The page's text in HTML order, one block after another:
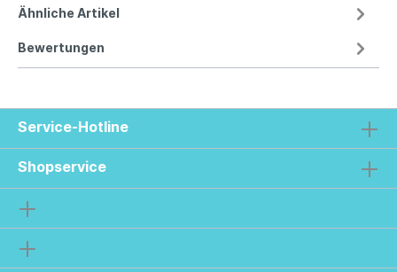
Ähnliche Artikel
Bewertungen
Service-Hotline
Shopservice